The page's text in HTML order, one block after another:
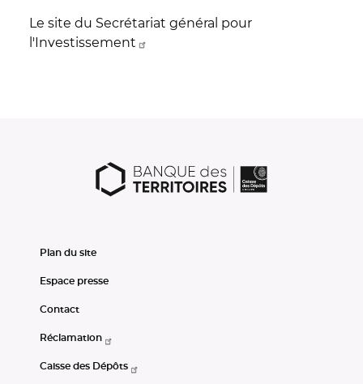
Le site du Secrétariat général pour
l'Investissement
Plan du site
Espace presse
Contact
Réclamation
Caisse des Dépôts